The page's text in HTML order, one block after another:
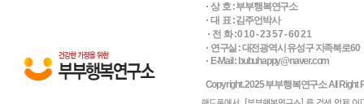
상 호 :부부행복연구소
대 표 : 김주언박사
전 화 : 0 1 0 - 2 3 5 7 - 6 0 2 1
연구실 : 대전광역시 유성구 지족북로60
E-Mail : bubuhappy@naver.com
Copyright. 2025 부부행복연구소 All Right